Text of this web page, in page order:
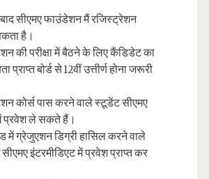
बाद सीएमए फाउंडेशन मैं रजिस्ट्रेशन
है।
की परीक्षा में बैठने के लिए कैंडिडेट का
प्राप्त बोर्ड से 12वीं उत्तीर्ण होना जरूरी
कोर्स पास करने वाले स्टूडेंट सीएमए
प्रवेश ले सकते हैं।
में ग्रेजुएशन डिग्री हासिल करने वाले
इंटरमीडिएट में प्रवेश प्राप्त कर